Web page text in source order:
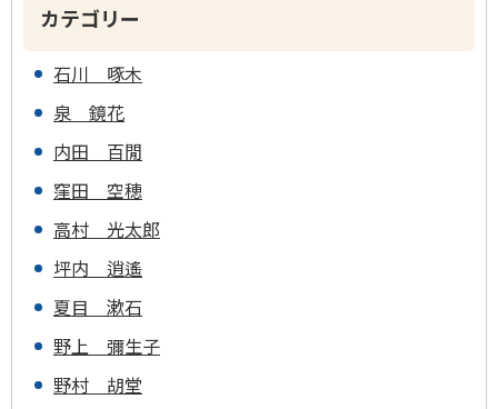
カテゴリー
石川 啄木
泉 鏡花
内田 百閒
窪田 空穂
高村 光太郎
坪内 逍遙
夏目 漱石
野上 彌生子
野村 胡堂